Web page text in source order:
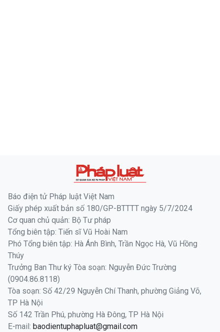
Báo điện tử Pháp luật Việt Nam
Giấy phép xuất bản số 180/GP-BTTTT ngày 5/7/2024
Cơ quan chủ quản: Bộ Tư pháp
Tổng biên tập: Tiến sĩ Vũ Hoài Nam
Phó Tổng biên tập: Hà Ánh Bình, Trần Ngọc Hà, Vũ Hồng
Thúy
Trưởng Ban Thư ký Tòa soạn: Nguyễn Đức Trường
(0904.86.8118)
Tòa soạn: Số 42/29 Nguyễn Chí Thanh, phường Giảng Võ,
TP Hà Nội
Số 142 Trần Phú, phường Hà Đông, TP Hà Nội
E-mail: baodientuphapluat@gmail.com